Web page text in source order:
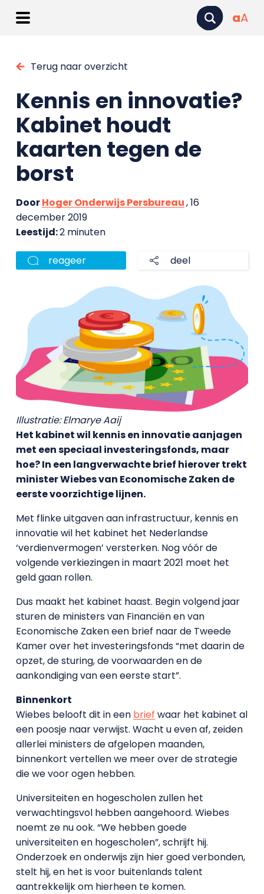
aA
Terug naar overzicht
Kennis en innovatie?
Kabinet houdt
kaarten tegen de
borst
DoorHoger Onderwijs Persbureau, 16
december 2019
Leestijd:2 minuten
reageer deel
Illustratie: Elmarye Aaij
Het kabinet wil kennis en innovatie aanjagen
met een speciaal investeringsfonds, maar
hoe? In een langverwachte brief hierover trekt
minister Wiebes van Economische Zaken de
eerste voorzichtige lijnen.
Met flinke uitgaven aan infrastructuur, kennis en
innovatie wil het kabinet het Nederlandse
‘verdienvermogen’ versterken. Nog vóór de
volgende verkiezingen in maart 2021 moet het
geld gaan rollen.
Dus maakt het kabinet haast. Begin volgend jaar
sturen de ministers van Financiën en van
Economische Zaken een brief naar de Tweede
Kamer over het investeringsfonds “met daarin de
opzet, de sturing, de voorwaarden en de
aankondiging van een eerste start”.
Binnenkort
Wiebes belooft dit in een brief waar het kabinet al
een poosje naar verwijst. Wacht u even af, zeiden
allerlei ministers de afgelopen maanden,
binnenkort vertellen we meer over de strategie
die we voor ogen hebben.
Universiteiten en hogescholen zullen het
verwachtingsvol hebben aangehoord. Wiebes
noemt ze nu ook. “We hebben goede
universiteiten en hogescholen”, schrijft hij.
Onderzoek en onderwijs zijn hier goed verbonden,
stelt hij, en het is voor buitenlands talent
aantrekkelijk om hierheen te komen.